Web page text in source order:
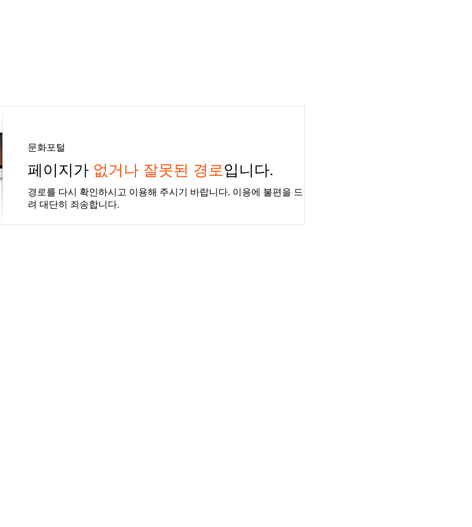
문화포털
페이지가 없거나 잘못된 경로입니다.
경로를 다시 확인하시고 이용해 주시기 바랍니다. 이용에 불편을 드
려 대단히 죄송합니다.